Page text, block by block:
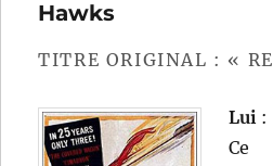
Hawks
TITRE ORIGINAL : «
Lui :
Ce